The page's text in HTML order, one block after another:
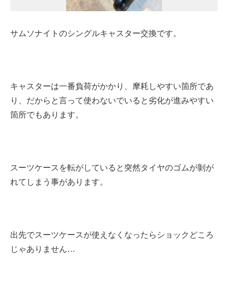
サムソナイトのシングルキャスター交換です。
キャスターは一番負荷がかかり、摩耗しやすい箇所であ
り、だからと言って使わないでいると劣化が進みやすい
箇所でもあります。
スーツケースを転がしていると突然タイヤのゴムが剝が
れてしまう事があります。
出先でスーツケースが使えなくなったらショックどころ
じゃありません…